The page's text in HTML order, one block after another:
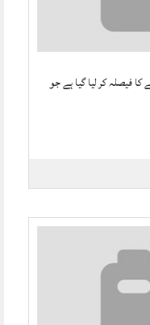
فیصلہ کر لیا گیا ہے جو